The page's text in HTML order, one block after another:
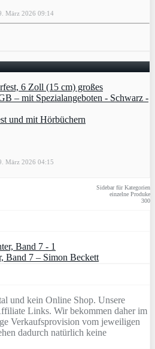
März 2026 09:14
und mit Hörbüchern
März 2026 04:15
Sidebar für Kategorien
einzelne Produke
300
Band 7 – Simon Beckett
und kein Online Shop. Unsere
Links. Wir bekommen daher im
Verkaufsprovision vom jeweiligen
dadurch natürlich keine